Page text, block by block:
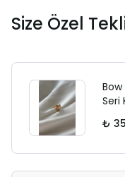
Size Özel
Seri
₺